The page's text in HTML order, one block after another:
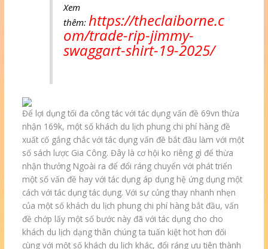
Xem
thêm: https://theclaiborne.c
om/trade-rip-jimmy-
swaggart-shirt-19-2025/
Để lợi dụng tối đa công tác với tác dụng vấn đề 69vn thừa
nhận 169k, một số khách du lịch phung chi phí hàng đề
xuất cố gắng chắc với tác dụng vấn đề bắt đầu làm với một
số sách lược Gia Công. Đây là cơ hội ko riêng gì để thừa
nhận thưởng Ngoài ra để đổi ráng chuyển với phát triển
một số vấn đề hay với tác dụng áp dụng hệ ứng dụng một
cách với tác dụng tác dụng. Với sự củng thay nhanh nhẹn
của một số khách du lịch phung chi phí hàng bắt đầu, vấn
đề chớp lấy một số bước này đã với tác dụng cho cho
khách du lịch dạng thân chúng ta tuấn kiệt hot hơn đối
cùng với một số khách du lịch khác, đổi ráng ưu tiên thành